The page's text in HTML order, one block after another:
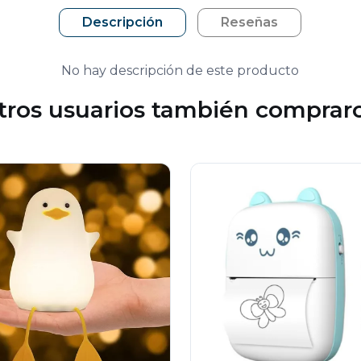
Descripción Reseñas
No hay descripción de este producto
usuarios también